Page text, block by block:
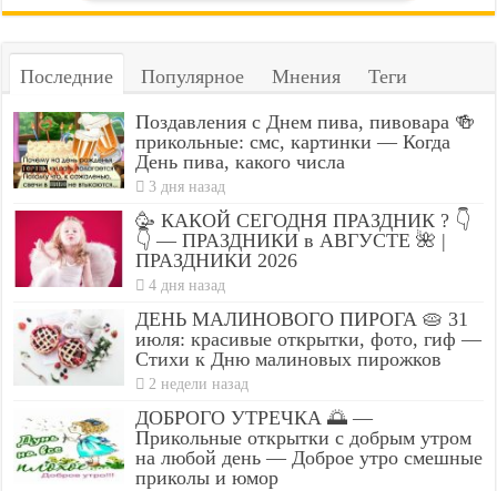
Последние Популярное Мнения Теги
Поздавления с Днем пива, пивовара 🍻
прикольные: смс, картинки — Когда
День пива, какого числа
3 дня назад
🥳 КАКОЙ СЕГОДНЯ ПРАЗДНИК ? 👇
👇 — ПРАЗДНИКИ в АВГУСТЕ 🌺 |
ПРАЗДНИКИ 2026
4 дня назад
ДЕНЬ МАЛИНОВОГО ПИРОГА 🥧 31
июля: красивые открытки, фото, гиф —
Стихи к Дню малиновых пирожков
2 недели назад
ДОБРОГО УТРЕЧКА 🌅 —
Прикольные открытки с добрым утром
на любой день — Доброе утро смешные
приколы и юмор